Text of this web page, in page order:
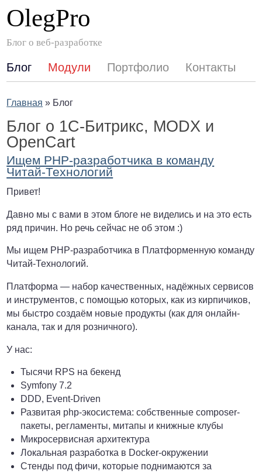
OlegPro
Блог о веб-разработке
Блог Модули Портфолио Контакты
Главная » Блог
Блог о 1C-Битрикс, MODX и
OpenCart
Ищем PHP-разработчика в команду
Читай-Технологий
Привет!
Давно мы с вами в этом блоге не виделись и на это есть
ряд причин. Но речь сейчас не об этом :)
Мы ищем PHP-разработчика в Платформенную команду
Читай-Технологий.
Платформа — набор качественных, надёжных сервисов
и инструментов, с помощью которых, как из кирпичиков,
мы быстро создаём новые продукты (как для онлайн-
канала, так и для розничного).
У нас:
Тысячи RPS на бекенд
Symfony 7.2
DDD, Event-Driven
Развитая php-экосистема: собственные composer-
пакеты, регламенты, митапы и книжные клубы
Микросервисная архитектура
Локальная разработка в Docker-окружении
Стенды под фичи, которые поднимаются за